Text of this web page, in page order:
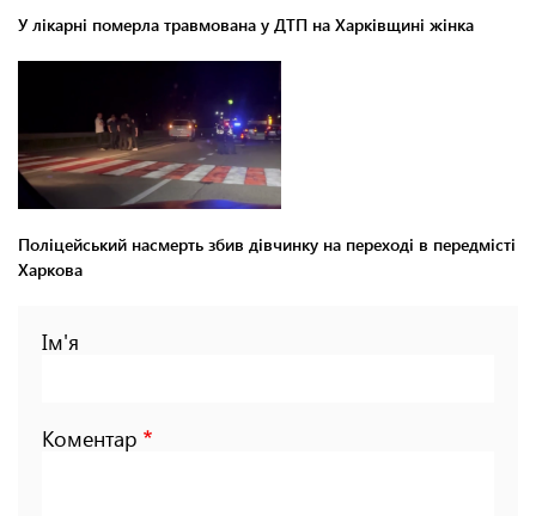
У лікарні померла травмована у ДТП на Харківщині жінка
Поліцейський насмерть збив дівчинку на переході в передмісті
Харкова
Ім'я
Коментар